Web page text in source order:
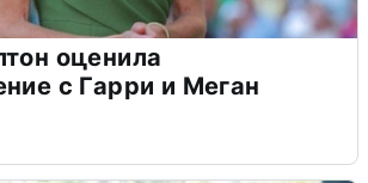
оценила
с Гарри и Меган